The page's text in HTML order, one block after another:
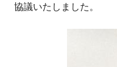
協議いたしました。